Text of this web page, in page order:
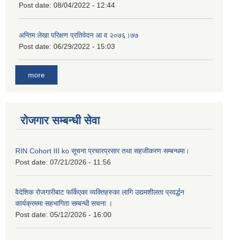
Post date: 08/04/2022 - 12:44
अन्तिम लेखा परिक्षण प्रतिवेदन आ व २०७६।७७
Post date: 06/29/2022 - 15:03
more
रोजगार सम्बन्धी सेवा
RIN Cohort III ko सूचना प्रचारप्रसार तथा सहजीकरण सम्बन्धमा।
Post date: 07/21/2026 - 11:56
वैदेशिक रोजगारीबाट फर्किएका व्यक्तिहरुका लागि उद्यमशीलता प्रवर्द्धन
कार्यक्रममा सहभागिता सम्बन्धी सचना ।
Post date: 05/12/2026 - 16:00